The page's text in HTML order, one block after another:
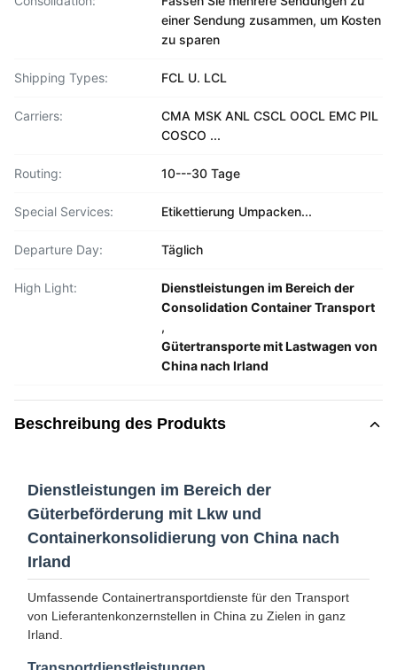
einer Sendung zusammen, um Kosten
zu sparen
Shipping Types: FCL U. LCL
Carriers:
CMA MSK ANL CSCL OOCL EMC PIL
COSCO ...
Routing: 10---30 Tage
Special Services: Etikettierung Umpacken...
Departure Day: Täglich
High Light:
Dienstleistungen im Bereich der
Consolidation Container Transport
,
Gütertransporte mit Lastwagen von
China nach Irland
Beschreibung des Produkts
Dienstleistungen im Bereich der
Güterbeförderung mit Lkw und
Containerkonsolidierung von China nach
Irland
Umfassende Containertransportdienste für den Transport
von Lieferantenkonzernstellen in China zu Zielen in ganz
Irland.